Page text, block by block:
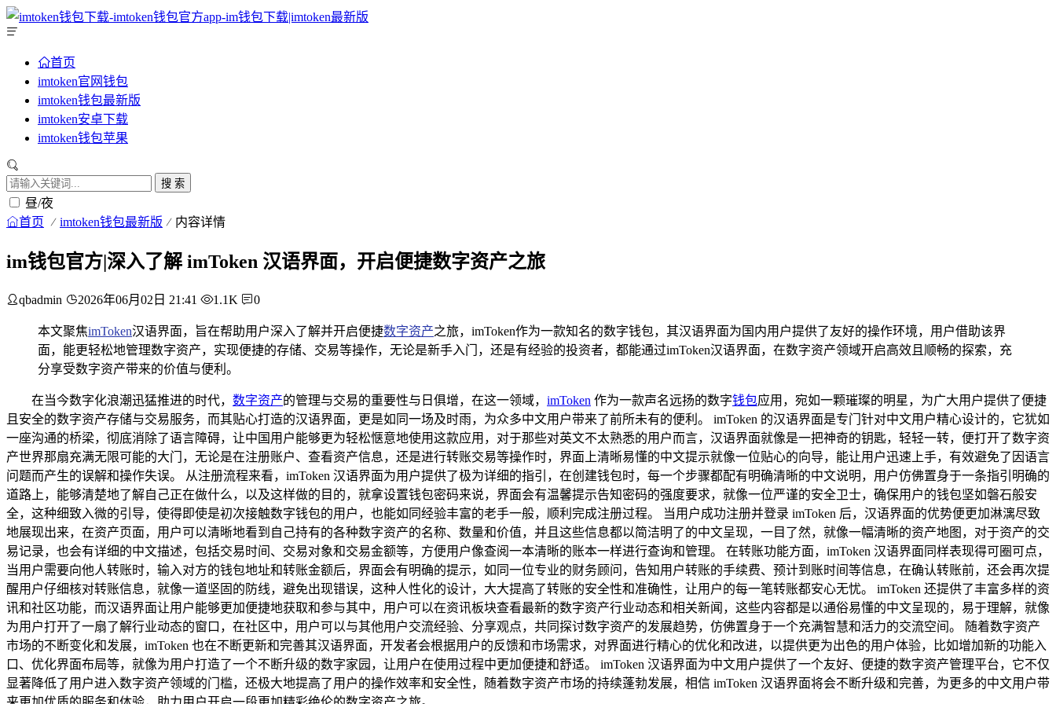
首页
imtoken官网钱包
imtoken钱包最新版
imtoken安卓下载
imtoken钱包苹果
搜 索
昼/夜
首页 imtoken钱包最新版 内容详情
im钱包官方|深入了解 imToken 汉语界面，开启便捷数字资产之旅
qbadmin 2026年06月02日 21:41 1.1K 0
本文聚焦imToken汉语界面，旨在帮助用户深入了解并开启便捷数字资产之旅，imToken作为一款知名的数字钱包，其汉语界面为国内用户提供了友好的操作环境，用户借助该界
面，能更轻松地管理数字资产，实现便捷的存储、交易等操作，无论是新手入门，还是有经验的投资者，都能通过imToken汉语界面，在数字资产领域开启高效且顺畅的探索，充
分享受数字资产带来的价值与便利。
在当今数字化浪潮迅猛推进的时代， 数字资产的管理与交易的重要性与日俱增，在这一领域， imToken 作为一款声名远扬的数字钱包应用，宛如一颗璀璨的明星，为广大用户提供了便捷
且安全的数字资产存储与交易服务，而其贴心打造的汉语界面，更是如同一场及时雨，为众多中文用户带来了前所未有的便利。 imToken 的汉语界面是专门针对中文用户精心设计的，它犹如
一座沟通的桥梁，彻底消除了语言障碍，让中国用户能够更为轻松惬意地使用这款应用，对于那些对英文不太熟悉的用户而言，汉语界面就像是一把神奇的钥匙，轻轻一转，便打开了数字资
产世界那扇充满无限可能的大门，无论是在注册账户、查看资产信息，还是进行转账交易等操作时，界面上清晰易懂的中文提示就像一位贴心的向导，能让用户迅速上手，有效避免了因语言
问题而产生的误解和操作失误。 从注册流程来看，imToken 汉语界面为用户提供了极为详细的指引，在创建钱包时，每一个步骤都配有明确清晰的中文说明，用户仿佛置身于一条指引明确的
道路上，能够清楚地了解自己正在做什么，以及这样做的目的，就拿设置钱包密码来说，界面会有温馨提示告知密码的强度要求，就像一位严谨的安全卫士，确保用户的钱包坚如磐石般安
全，这种细致入微的引导，使得即使是初次接触数字钱包的用户，也能如同经验丰富的老手一般，顺利完成注册过程。 当用户成功注册并登录 imToken 后，汉语界面的优势便更加淋漓尽致
地展现出来，在资产页面，用户可以清晰地看到自己持有的各种数字资产的名称、数量和价值，并且这些信息都以简洁明了的中文呈现，一目了然，就像一幅清晰的资产地图，对于资产的交
易记录，也会有详细的中文描述，包括交易时间、交易对象和交易金额等，方便用户像查阅一本清晰的账本一样进行查询和管理。 在转账功能方面，imToken 汉语界面同样表现得可圈可点，
当用户需要向他人转账时，输入对方的钱包地址和转账金额后，界面会有明确的提示，如同一位专业的财务顾问，告知用户转账的手续费、预计到账时间等信息，在确认转账前，还会再次提
醒用户仔细核对转账信息，就像一道坚固的防线，避免出现错误，这种人性化的设计，大大提高了转账的安全性和准确性，让用户的每一笔转账都安心无忧。 imToken 还提供了丰富多样的资
讯和社区功能，而汉语界面让用户能够更加便捷地获取和参与其中，用户可以在资讯板块查看最新的数字资产行业动态和相关新闻，这些内容都是以通俗易懂的中文呈现的，易于理解，就像
为用户打开了一扇了解行业动态的窗口，在社区中，用户可以与其他用户交流经验、分享观点，共同探讨数字资产的发展趋势，仿佛置身于一个充满智慧和活力的交流空间。 随着数字资产
市场的不断变化和发展，imToken 也在不断更新和完善其汉语界面，开发者会根据用户的反馈和市场需求，对界面进行精心的优化和改进，以提供更为出色的用户体验，比如增加新的功能入
口、优化界面布局等，就像为用户打造了一个不断升级的数字家园，让用户在使用过程中更加便捷和舒适。 imToken 汉语界面为中文用户提供了一个友好、便捷的数字资产管理平台，它不仅
显著降低了用户进入数字资产领域的门槛，还极大地提高了用户的操作效率和安全性，随着数字资产市场的持续蓬勃发展，相信 imToken 汉语界面将会不断升级和完善，为更多的中文用户带